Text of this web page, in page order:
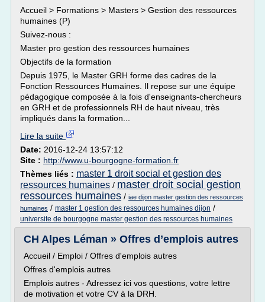
Accueil > Formations > Masters > Gestion des ressources
humaines (P)
Suivez-nous :
Master pro gestion des ressources humaines
Objectifs de la formation
Depuis 1975, le Master GRH forme des cadres de la
Fonction Ressources Humaines. Il repose sur une équipe
pédagogique composée à la fois d'enseignants-chercheurs
en GRH et de professionnels RH de haut niveau, très
impliqués dans la formation...
Lire la suite
Date: 2016-12-24 13:57:12
Site : http://www.u-bourgogne-formation.fr
Thèmes liés : master 1 droit social et gestion des
ressources humaines / master droit social gestion
ressources humaines / iae dijon master gestion des ressources
humaines / master 1 gestion des ressources humaines dijon /
universite de bourgogne master gestion des ressources humaines
CH Alpes Léman » Offres d’emplois autres
Accueil / Emploi / Offres d'emplois autres
Offres d'emplois autres
Emplois autres - Adressez ici vos questions, votre lettre
de motivation et votre CV à la DRH.